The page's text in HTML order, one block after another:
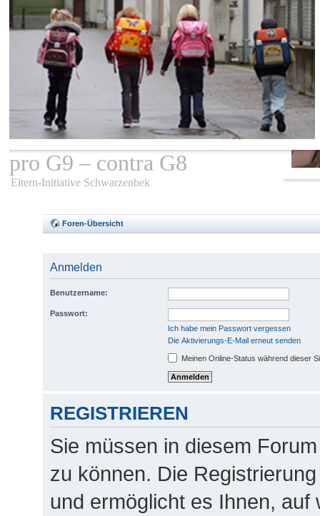
pro G9 – contra G8
Eltern-Initiative Schwarzenbek
Foren-Übersicht
Anmelden
Benutzername:
Passwort:
Ich habe mein Passwort vergessen
Die Aktivierungs-E-Mail erneut senden
Meinen Online-Status während dieser
REGISTRIEREN
Sie müssen in diesem
zu können. Die
und ermöglicht es Ihnen,